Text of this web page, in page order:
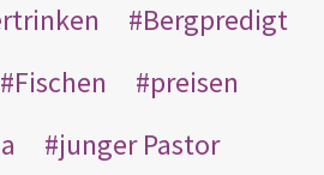
Bergpredigt
Fischen
preisen
junger Pastor